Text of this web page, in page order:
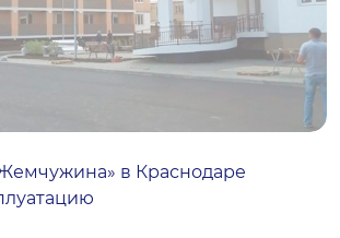
в Краснодаре